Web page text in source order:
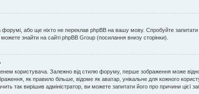
або ще ніхто не переклав phpBB на вашу мову. Спробуйте
знайти на сайті phpBB Group (посилання внизу сторінки).
користувача. Залежно від стилю форуму, перше зображення може
як правило більше, відоме як аватар, унікальне для кожного
так вирішив адміністратор, ви можете запитати його про причини цієї